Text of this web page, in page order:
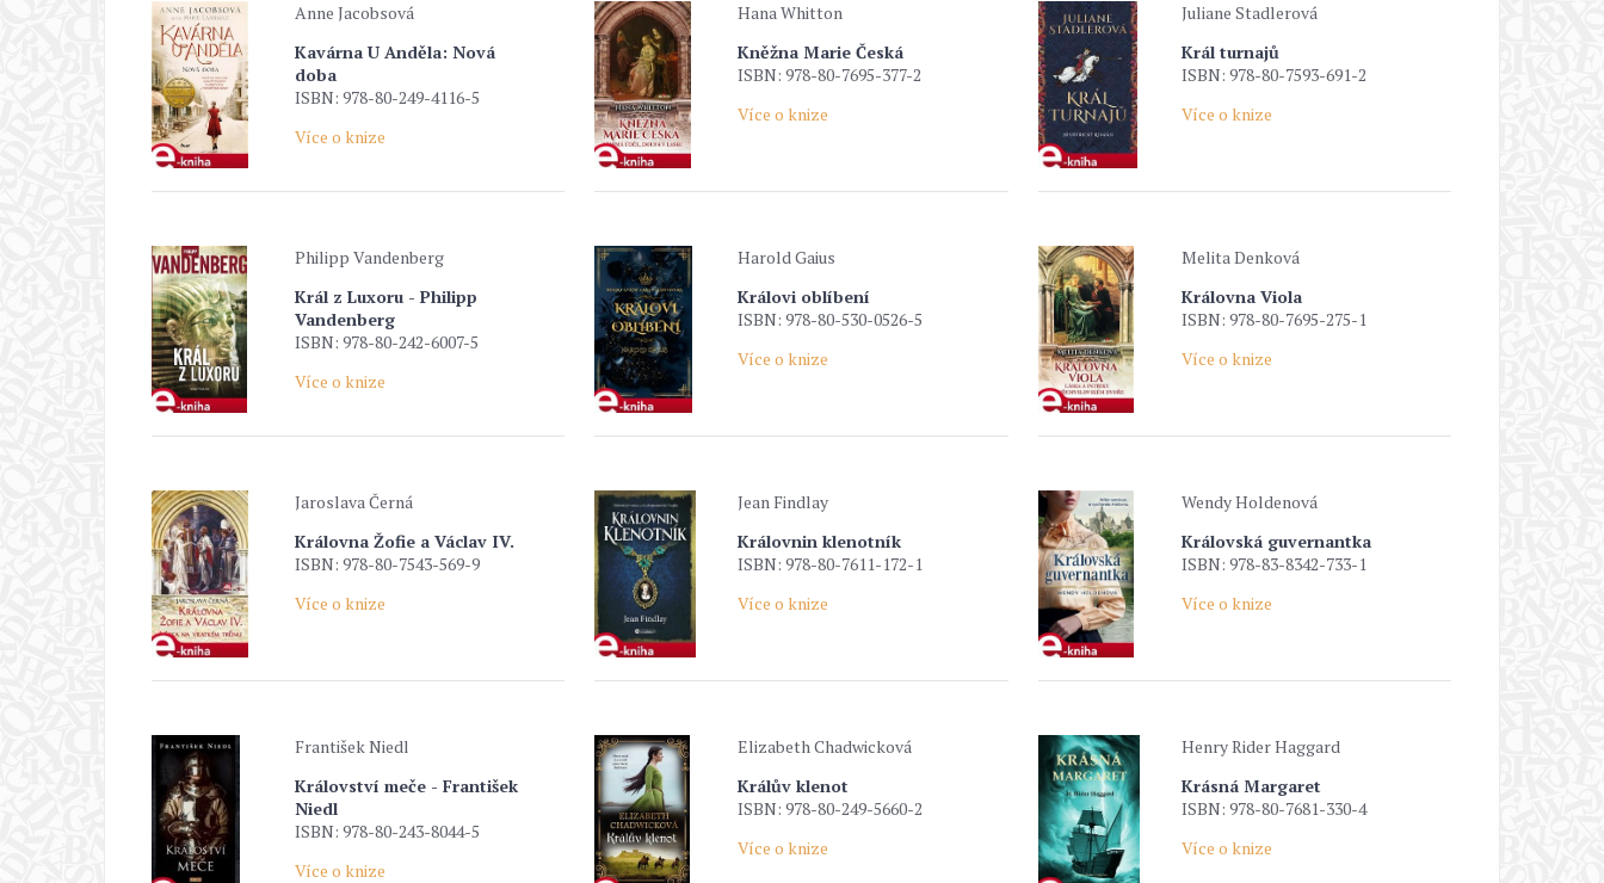
Anne Jacobsová
Kavárna U Anděla: Nová
doba
ISBN: 978-80-249-4116-5
Více o knize
Hana Whitton
Kněžna Marie Česká
ISBN: 978-80-7695-377-2
Více o knize
Juliane Stadlerová
Král turnajů
ISBN: 978-80-7593-691-2
Více o knize
Philipp Vandenberg
Král z Luxoru - Philipp
Vandenberg
ISBN: 978-80-242-6007-5
Více o knize
Harold Gaius
Královi oblíbení
ISBN: 978-80-530-0526-5
Více o knize
Melita Denková
Královna Viola
ISBN: 978-80-7695-275-1
Více o knize
Jaroslava Černá
Královna Žofie a Václav IV.
ISBN: 978-80-7543-569-9
Více o knize
Jean Findlay
Královnin klenotník
ISBN: 978-80-7611-172-1
Více o knize
Wendy Holdenová
Královská guvernantka
ISBN: 978-83-8342-733-1
Více o knize
František Niedl
Království meče - František
Niedl
ISBN: 978-80-243-8044-5
Více o knize
Elizabeth Chadwicková
Králův klenot
ISBN: 978-80-249-5660-2
Více o knize
Henry Rider Haggard
Krásná Margaret
ISBN: 978-80-7681-330-4
Více o knize